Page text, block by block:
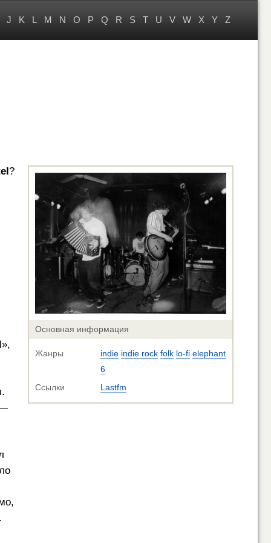
J K L M N O P Q R S T U V W X Y Z
Основная информация
Жанры indie indie rock folk lo-fi elephant
6
Ссылки
Lastfm
?
—